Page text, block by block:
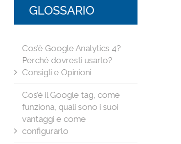
GLOSSARIO
Cos’è Google Analytics 4?
Perché dovresti usarlo?
Consigli e Opinioni
Cos’è il Google tag, come
funziona, quali sono i suoi
vantaggi e come
configurarlo